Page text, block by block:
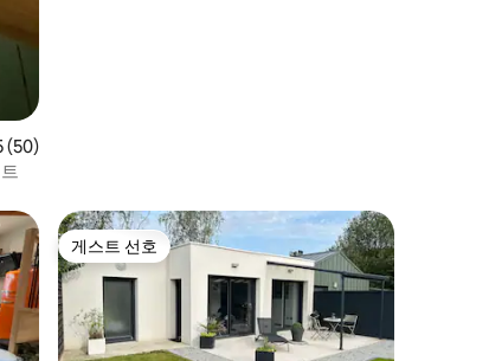
5점(5점 만점), 후기 50개
(50)
게스트 선호
게스트 선호